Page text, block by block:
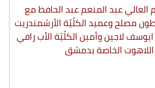
العالي عبد المنعم عبد الحافظ مع
مصلح وعميد الكلّيّة الأرشمندريت
ايوسف لاجين وأمين الكلّيّة الأب رافي
الخاصة بدمشق